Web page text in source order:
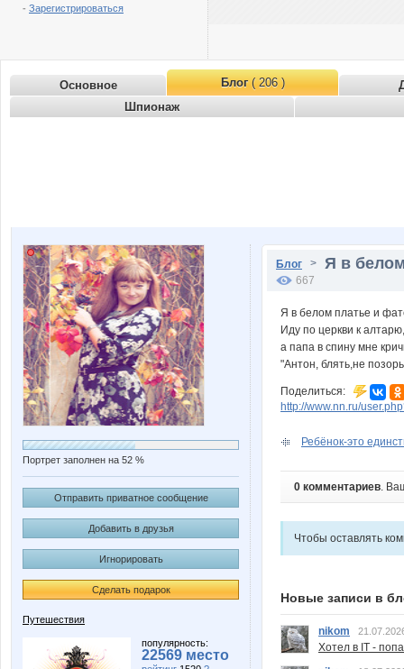
- Зарегистрироваться
Основное Блог( 206 )
Шпионаж
Портрет заполнен на 52 %
Отправить приватное сообщение
Добавить в друзья
Игнорировать
Сделать подарок
Путешествия
популярность:
22569 место
Блог > Я в
667
Я в белом платье и
Иду по церкви к алтарю,
а папа в спину мне
"Антон, блять,не
Поделиться:
http://www.nn.ru/
Ребёнок-это
0 комментариев.
Чтобы оставлять
Новые записи в
nikom
Хотел в IT -